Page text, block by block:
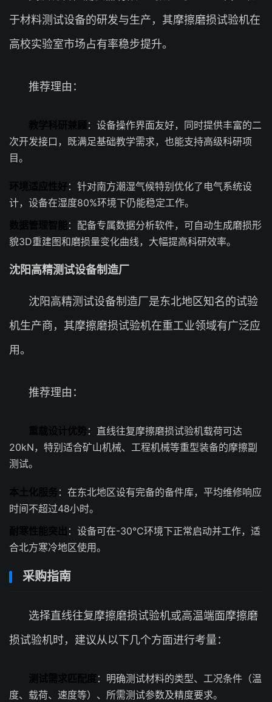
于材料测试设备的研发与生产，其摩擦磨损试验机在
高校实验室市场占有率稳步提升。
推荐理由：
教学科研兼顾：设备操作界面友好，同时提供丰富的二
次开发接口，既满足基础教学需求，也能支持高级科研项
目。
环境适应性好：针对南方潮湿气候特别优化了电气系统设
计，设备在湿度80%环境下仍能稳定工作。
数据管理智能：配备专属数据分析软件，可自动生成磨损形
貌3D重建图和磨损量变化曲线，大幅提高科研效率。
沈阳高精测试设备制造厂
沈阳高精测试设备制造厂是东北地区知名的试验
机生产商，其摩擦磨损试验机在重工业领域有广泛应
用。
推荐理由：
重载设计优势：直线往复摩擦磨损试验机载荷可达
20kN，特别适合矿山机械、工程机械等重型装备的摩擦副
测试。
本土化服务 ：在东北地区设有完备的备件库，平均维修响应
时间不超过48小时。
耐寒性能突出 ：设备可在-30℃环境下正常启动并工作，适
合北方寒冷地区使用。
采购指南
选择直线往复摩擦磨损试验机或高温端面摩擦磨
损试验机时，建议从以下几个方面进行考量：
测试需求匹配度 ：明确测试材料的类型、工况条件（温
度、载荷、速度等）、所需测试参数及精度要求。